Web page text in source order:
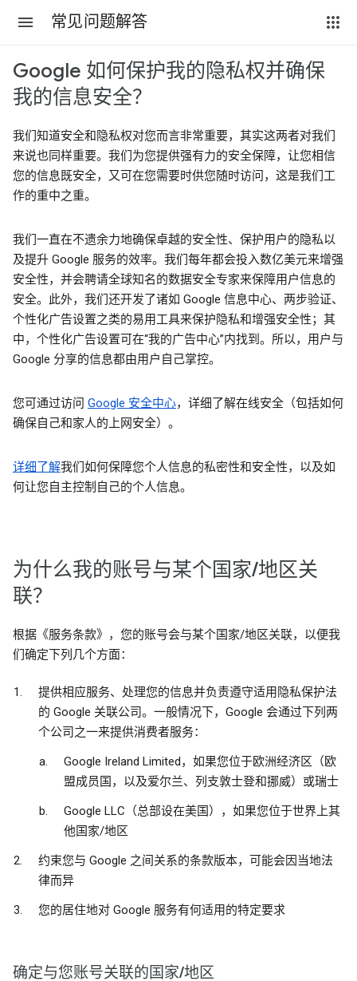
常见问题解答
Google 如何保护我的隐私权并确保
我的信息安全？
我们知道安全和隐私权对您而言非常重要，其实这两者对我们
来说也同样重要。我们为您提供强有力的安全保障，让您相信
您的信息既安全，又可在您需要时供您随时访问，这是我们工
作的重中之重。
我们一直在不遗余力地确保卓越的安全性、保护用户的隐私以
及提升 Google 服务的效率。我们每年都会投入数亿美元来增强
安全性，并会聘请全球知名的数据安全专家来保障用户信息的
安全。此外，我们还开发了诸如 Google 信息中心、两步验证、
个性化广告设置之类的易用工具来保护隐私和增强安全性；其
中，个性化广告设置可在“我的广告中心”内找到。所以，用户与
Google 分享的信息都由用户自己掌控。
您可通过访问 Google 安全中心，详细了解在线安全（包括如何
确保自己和家人的上网安全）。
详细了解我们如何保障您个人信息的私密性和安全性，以及如
何让您自主控制自己的个人信息。
为什么我的账号与某个国家/地区关
联？
根据《服务条款》，您的账号会与某个国家/地区关联，以便我
们确定下列几个方面：
提供相应服务、处理您的信息并负责遵守适用隐私保护法
的 Google 关联公司。一般情况下，Google 会通过下列两
个公司之一来提供消费者服务：
Google Ireland Limited，如果您位于欧洲经济区（欧
盟成员国，以及爱尔兰、列支敦士登和挪威）或瑞士
Google LLC（总部设在美国），如果您位于世界上其
他国家/地区
约束您与 Google 之间关系的条款版本，可能会因当地法
律而异
您的居住地对 Google 服务有何适用的特定要求
确定与您账号关联的国家/地区